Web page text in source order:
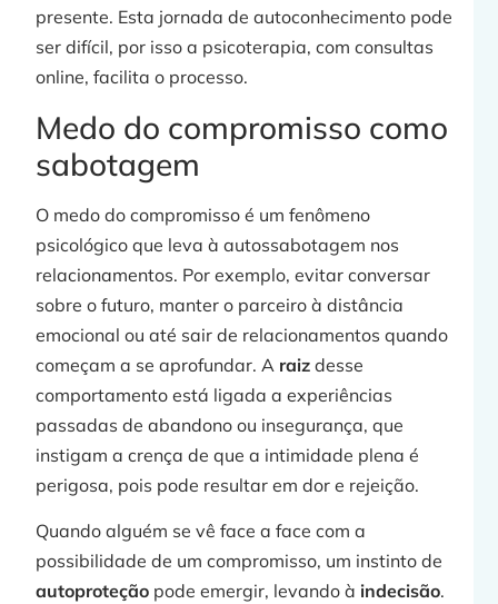
presente. Esta jornada de autoconhecimento pode
ser difícil, por isso a psicoterapia, com consultas
online, facilita o processo.
Medo do compromisso como
sabotagem
O medo do compromisso é um fenômeno
psicológico que leva à autossabotagem nos
relacionamentos. Por exemplo, evitar conversar
sobre o futuro, manter o parceiro à distância
emocional ou até sair de relacionamentos quando
começam a se aprofundar. A raiz desse
comportamento está ligada a experiências
passadas de abandono ou insegurança, que
instigam a crença de que a intimidade plena é
perigosa, pois pode resultar em dor e rejeição.
Quando alguém se vê face a face com a
possibilidade de um compromisso, um instinto de
autoproteção pode emergir, levando à indecisão.